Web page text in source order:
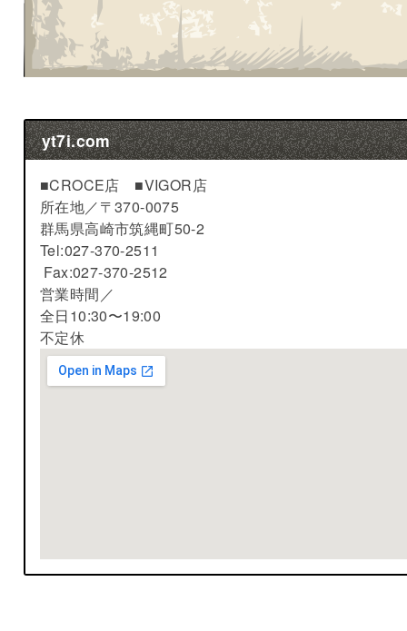
yt7i.com
■CROCE店 ■VIGOR店
所在地／〒370-0075
群馬県高崎市筑縄町50-2
Tel:027-370-2511
Fax:027-370-2512
営業時間／
全日10:30〜19:00
不定休